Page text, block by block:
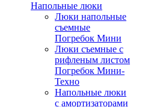
Напольные люки
Люки напольные
съемные
Погребок Мини
Люки съемные с
рифленым листом
Погребок Мини-
Техно
Напольные люки
с амортизаторами